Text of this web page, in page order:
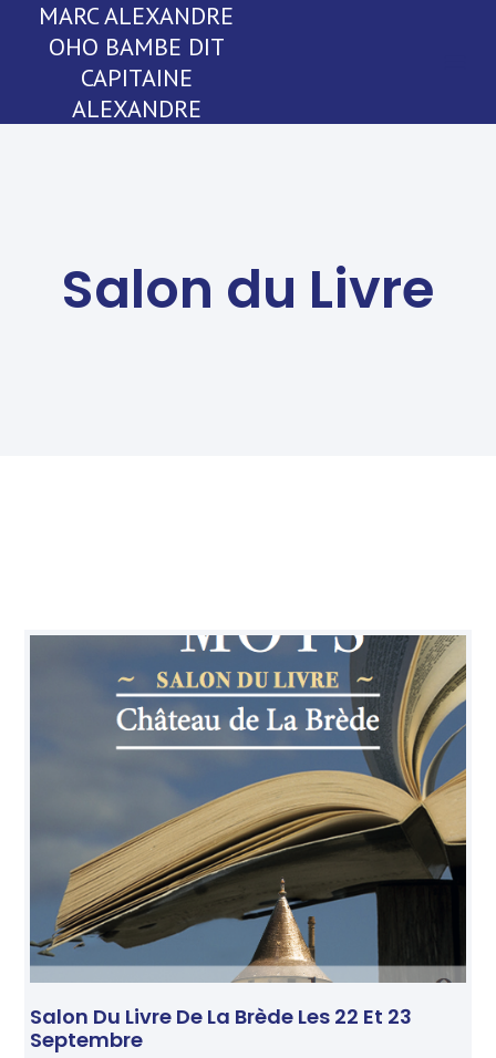
MARC ALEXANDRE
OHO BAMBE DIT
CAPITAINE
ALEXANDRE
Salon du Livre
Salon Du Livre De La Brède Les 22 Et 23
Septembre